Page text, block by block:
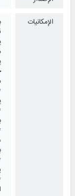
الإمكانيات